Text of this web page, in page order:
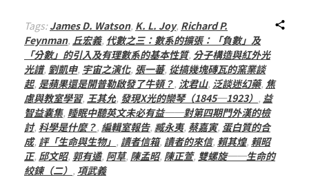
Tags:James D. Watson, K. L. Joy, Richard P.
Feynman, 丘宏義, 代數之三：數系的擴張：「負數」及
「分數」的引入及有理數系的基本性質, 分子構造與紅外光
光譜, 劉凱申, 宇宙之演化, 張一蕃, 從搞幾塊磚瓦的窯業談
起, 是蘋果還是開普勒啟發了牛頓？, 沈君山, 泛談迷幻藥, 焦
慮與教室學習, 王其允, 發現X光的欒琴（1845─1923） , 益
智益囊集, 睡眠中聽英文未必有益──對第四期門外漢的檢
討, 科學是什麼？, 編輯室報告, 臧永夷, 蔡嘉寅, 蛋白質的合
成, 評「生命與生物」 , 讀者信箱, 讀者的來信, 賴其煌, 賴昭
正, 邱文昭, 郭有遹, 阿草, 陳孟昭, 陳正萱, 雙螺旋──生命的
絞鍊（二） , 項武義